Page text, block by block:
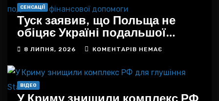
СЕНСАЦІЇ
Туск заявив, що Польща не
обіцяє Україні подальшої
фінансової допомоги
8 ЛИПНЯ, 2026 КОМЕНТАРІВ НЕМАЄ
ВІДЕО
У Криму знищили комплекс РФ